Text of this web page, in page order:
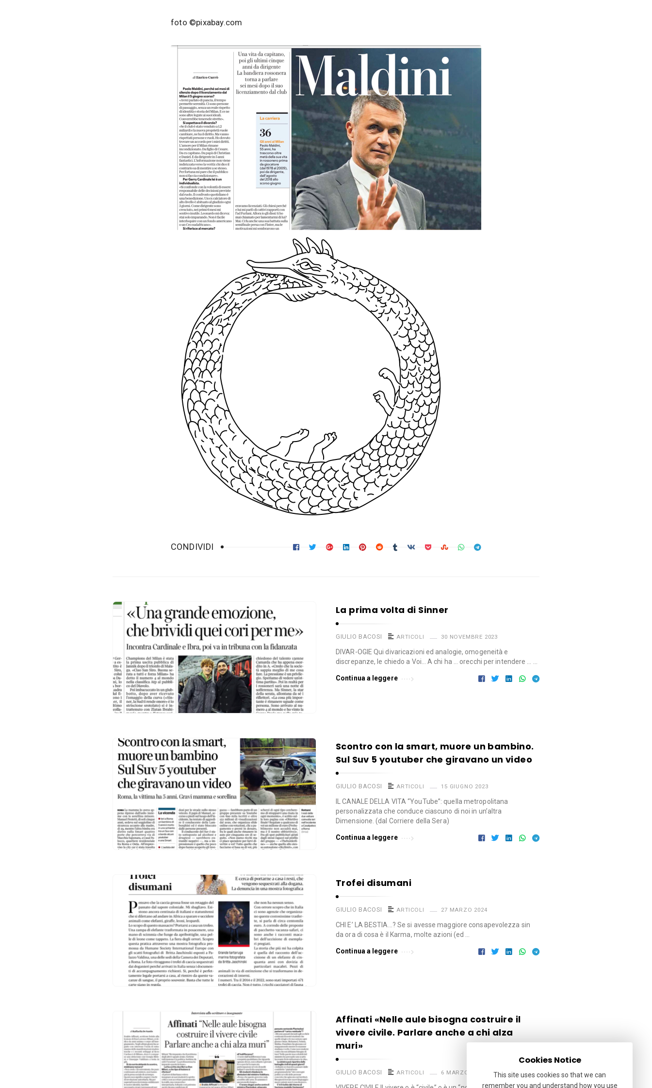
foto ©pixabay.com
‫CONDIVIDI
La prima volta di Sinner
GIULIO BACOSI ARTICOLI 30 NOVEMBRE 2023
DIVAR-OGIE Qui divaricazioni ed analogie, omogeneità e
discrepanze, le chiedo a Voi… A chi ha … orecchi per intendere … …
Continua a leggere
Scontro con la smart, muore un bambino.
Sul Suv 5 youtuber che giravano un video
GIULIO BACOSI ARTICOLI 15 GIUGNO 2023
IL CANALE DELLA VITA “YouTube”: quella metropolitana
personalizzata che conduce ciascuno di noi in un’altra
Dimensione. (dal Corriere della Sera)
Continua a leggere
Trofei disumani
GIULIO BACOSI ARTICOLI 27 MARZO 2024
CHI E’ LA BESTIA…? Se si avesse maggiore consapevolezza sin
da ora di cosa è il Karma, molte azioni (ed …
Continua a leggere
Affinati «Nelle aule bisogna costruire il
vivere civile. Parlare anche a chi alza
muri»
GIULIO BACOSI ARTICOLI 6 MARZO 2023
Cookies Notice
This site uses cookies so that we can
remember you and understand how you use